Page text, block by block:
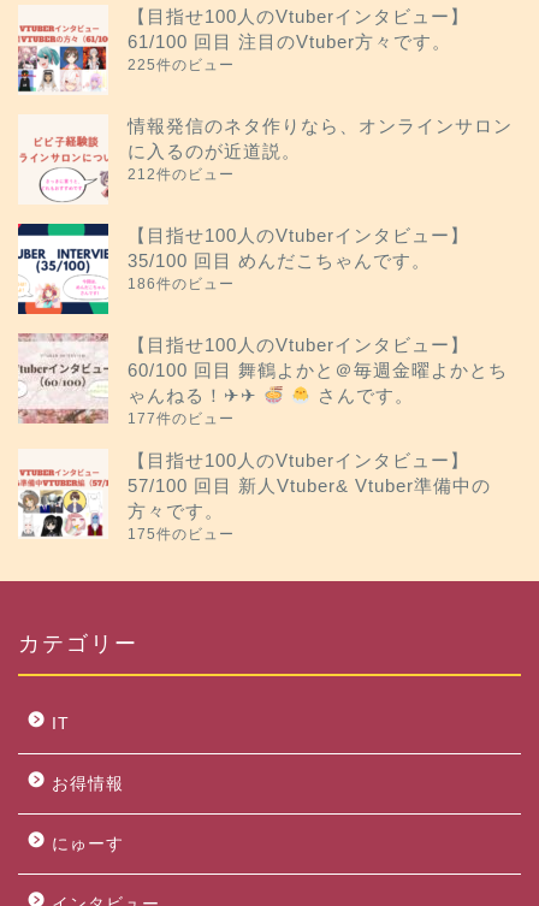
【目指せ100人のVtuberインタビュー】
61/100 回目 注目のVtuber方々です。
225件のビュー
情報発信のネタ作りなら、オンラインサロン
に入るのが近道説。
212件のビュー
【目指せ100人のVtuberインタビュー】
35/100 回目 めんだこちゃんです。
186件のビュー
【目指せ100人のVtuberインタビュー】
60/100 回目 舞鶴よかと＠毎週金曜よかとち
ゃんねる！✈︎✈︎
さんです。
177件のビュー
【目指せ100人のVtuberインタビュー】
57/100 回目 新人Vtuber& Vtuber準備中の
方々です。
175件のビュー
カテゴリー
IT
お得情報
にゅーす